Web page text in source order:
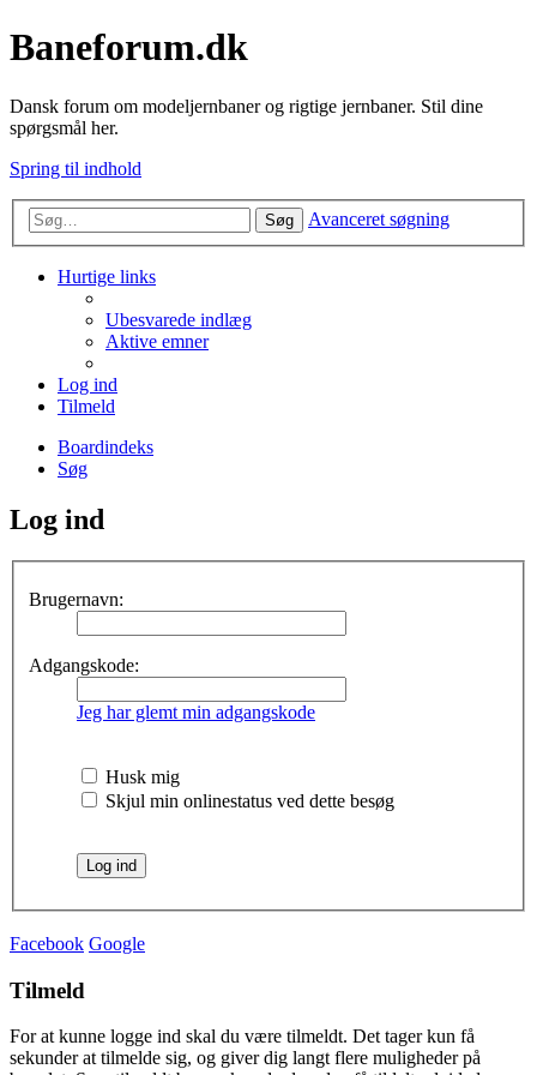
Baneforum.dk
Dansk forum om modeljernbaner og rigtige jernbaner. Stil dine
spørgsmål her.
Spring til indhold
Søg Avanceret søgning
Hurtige links
Ubesvarede indlæg
Aktive emner
Log ind
Tilmeld
Boardindeks
Søg
Log ind
Brugernavn:
Adgangskode:
Jeg har glemt min adgangskode
Husk mig
Skjul min onlinestatus ved dette besøg
Facebook Google
Tilmeld
For at kunne logge ind skal du være tilmeldt. Det tager kun få
sekunder at tilmelde sig, og giver dig langt flere muligheder på